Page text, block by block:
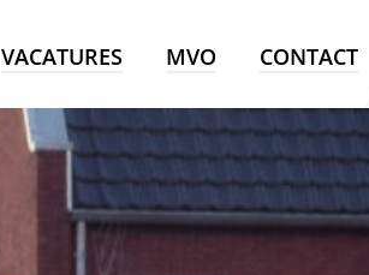
VACATURES MVO CONTACT